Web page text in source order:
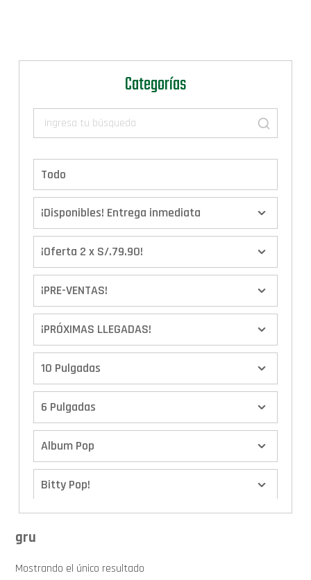
Categorías
Todo
¡Disponibles! Entrega inmediata
¡Oferta 2 x S/.79.90!
¡PRE-VENTAS!
¡PRÓXIMAS LLEGADAS!
10 Pulgadas
6 Pulgadas
Album Pop
Bitty Pop!
Calendario de Adviento
gru
Mostrando el único resultado